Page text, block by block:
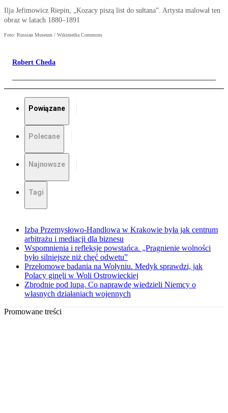
Ilja Jefimowicz Riepin, „Kozacy piszą list do sułtana”. Artysta malował ten
obraz w latach 1880–1891
Foto: Russian Museum / Wikimedia Commons
Robert Cheda
Powiązane
Polecane
Najnowsze
Tagi
Izba Przemysłowo-Handlowa w Krakowie była jak centrum
arbitrażu i mediacji dla biznesu
Wspomnienia i refleksje powstańca. „Pragnienie wolności
było silniejsze niż chęć odwetu”
Przełomowe badania na Wołyniu. Medyk sprawdzi, jak
Polacy ginęli w Woli Ostrowieckiej
Zbrodnie pod lupą. Co naprawdę wiedzieli Niemcy o
własnych działaniach wojennych
Promowane treści